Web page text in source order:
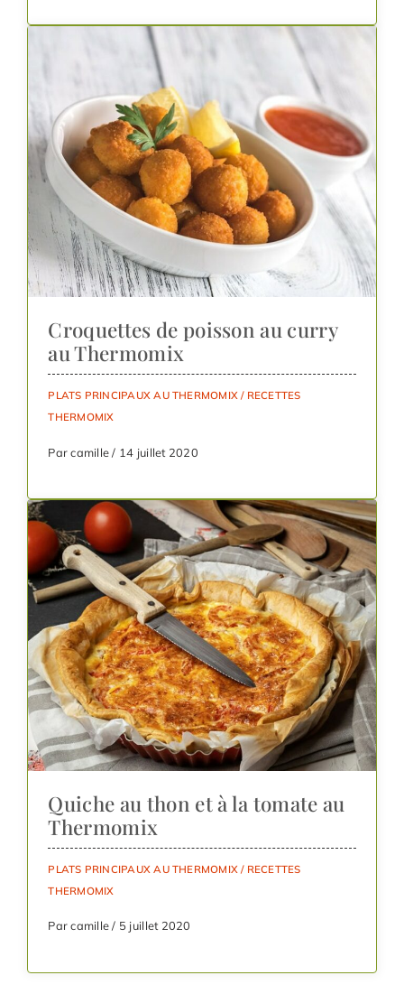
Croquettes de poisson au curry
au Thermomix
PLATS PRINCIPAUX AU THERMOMIX / RECETTES
THERMOMIX
Par camille / 14 juillet 2020
Quiche au thon et à la tomate au
Thermomix
PLATS PRINCIPAUX AU THERMOMIX / RECETTES
THERMOMIX
Par camille / 5 juillet 2020